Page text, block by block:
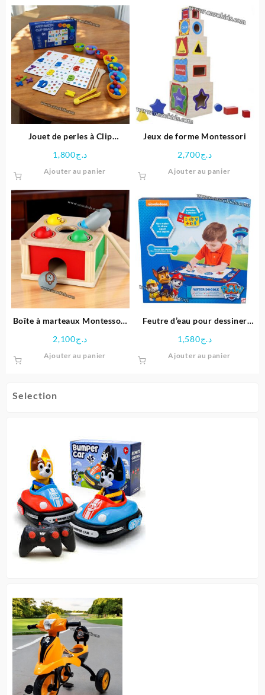
Selection
Jouet de perles à Clip
د.ج1,800
Ajouter au panier
Jeux de forme Montessori
د.ج2,700
Ajouter au panier
Boîte à marteaux Montessori
د.ج2,100
Ajouter au panier
Feutre d’eau pour dessiner
د.ج1,580
Ajouter au panier